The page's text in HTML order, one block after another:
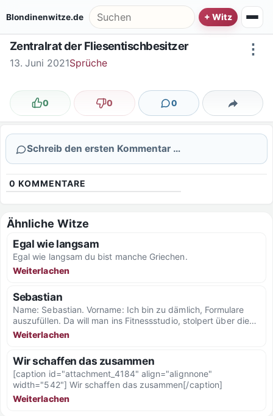
Blondinenwitze.de Suche nach:
⋮
Zentralrat der Fliesentischbesitzer
13. Juni 2021Sprüche
Lustig
0 Nicht lustig
0 0
Kommentare Teilen
Schreib den ersten Kommentar …
0 KOMMENTARE
Ähnliche Witze
Egal wie langsam
Egal wie langsam du bist manche Griechen.
Weiterlachen
Sebastian
Name: Sebastian. Vorname: Ich bin zu dämlich, Formulare
auszufüllen. Da will man ins Fitnessstudio, stolpert über die
eigene...
Weiterlachen
Wir schaffen das zusammen
[caption id="attachment_4184" align="alignnone"
width="542"] Wir schaffen das zusammen[/caption]
Weiterlachen